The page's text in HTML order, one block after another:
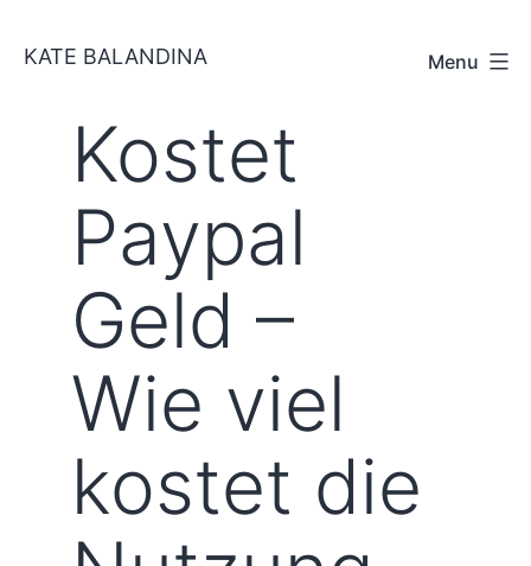
KATE BALANDINA Menu
Kostet
Paypal
Geld –
Wie viel
kostet die